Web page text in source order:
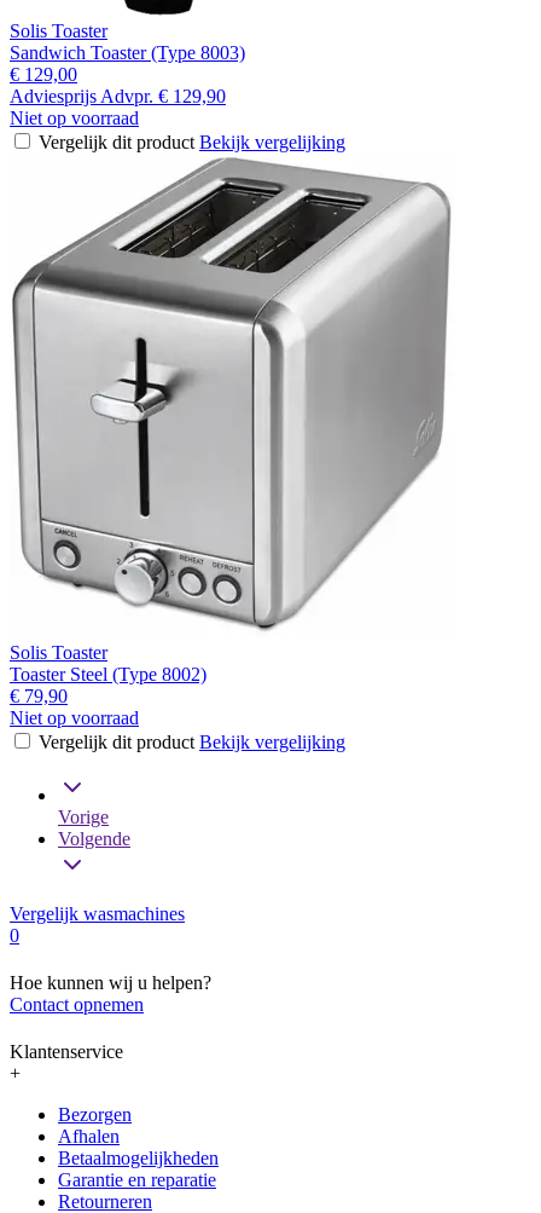
Solis Toaster
Sandwich Toaster (Type 8003)
€ 129,00
Adviesprijs Advpr. € 129,90
Niet op voorraad
Vergelijk dit product Bekijk vergelijking
Solis Toaster
Toaster Steel (Type 8002)
€ 79,90
Niet op voorraad
Vergelijk dit product Bekijk vergelijking
Vorige
Volgende
Vergelijk wasmachines
0
Hoe kunnen wij u helpen?
Contact opnemen
Klantenservice
+
Bezorgen
Afhalen
Betaalmogelijkheden
Garantie en reparatie
Retourneren